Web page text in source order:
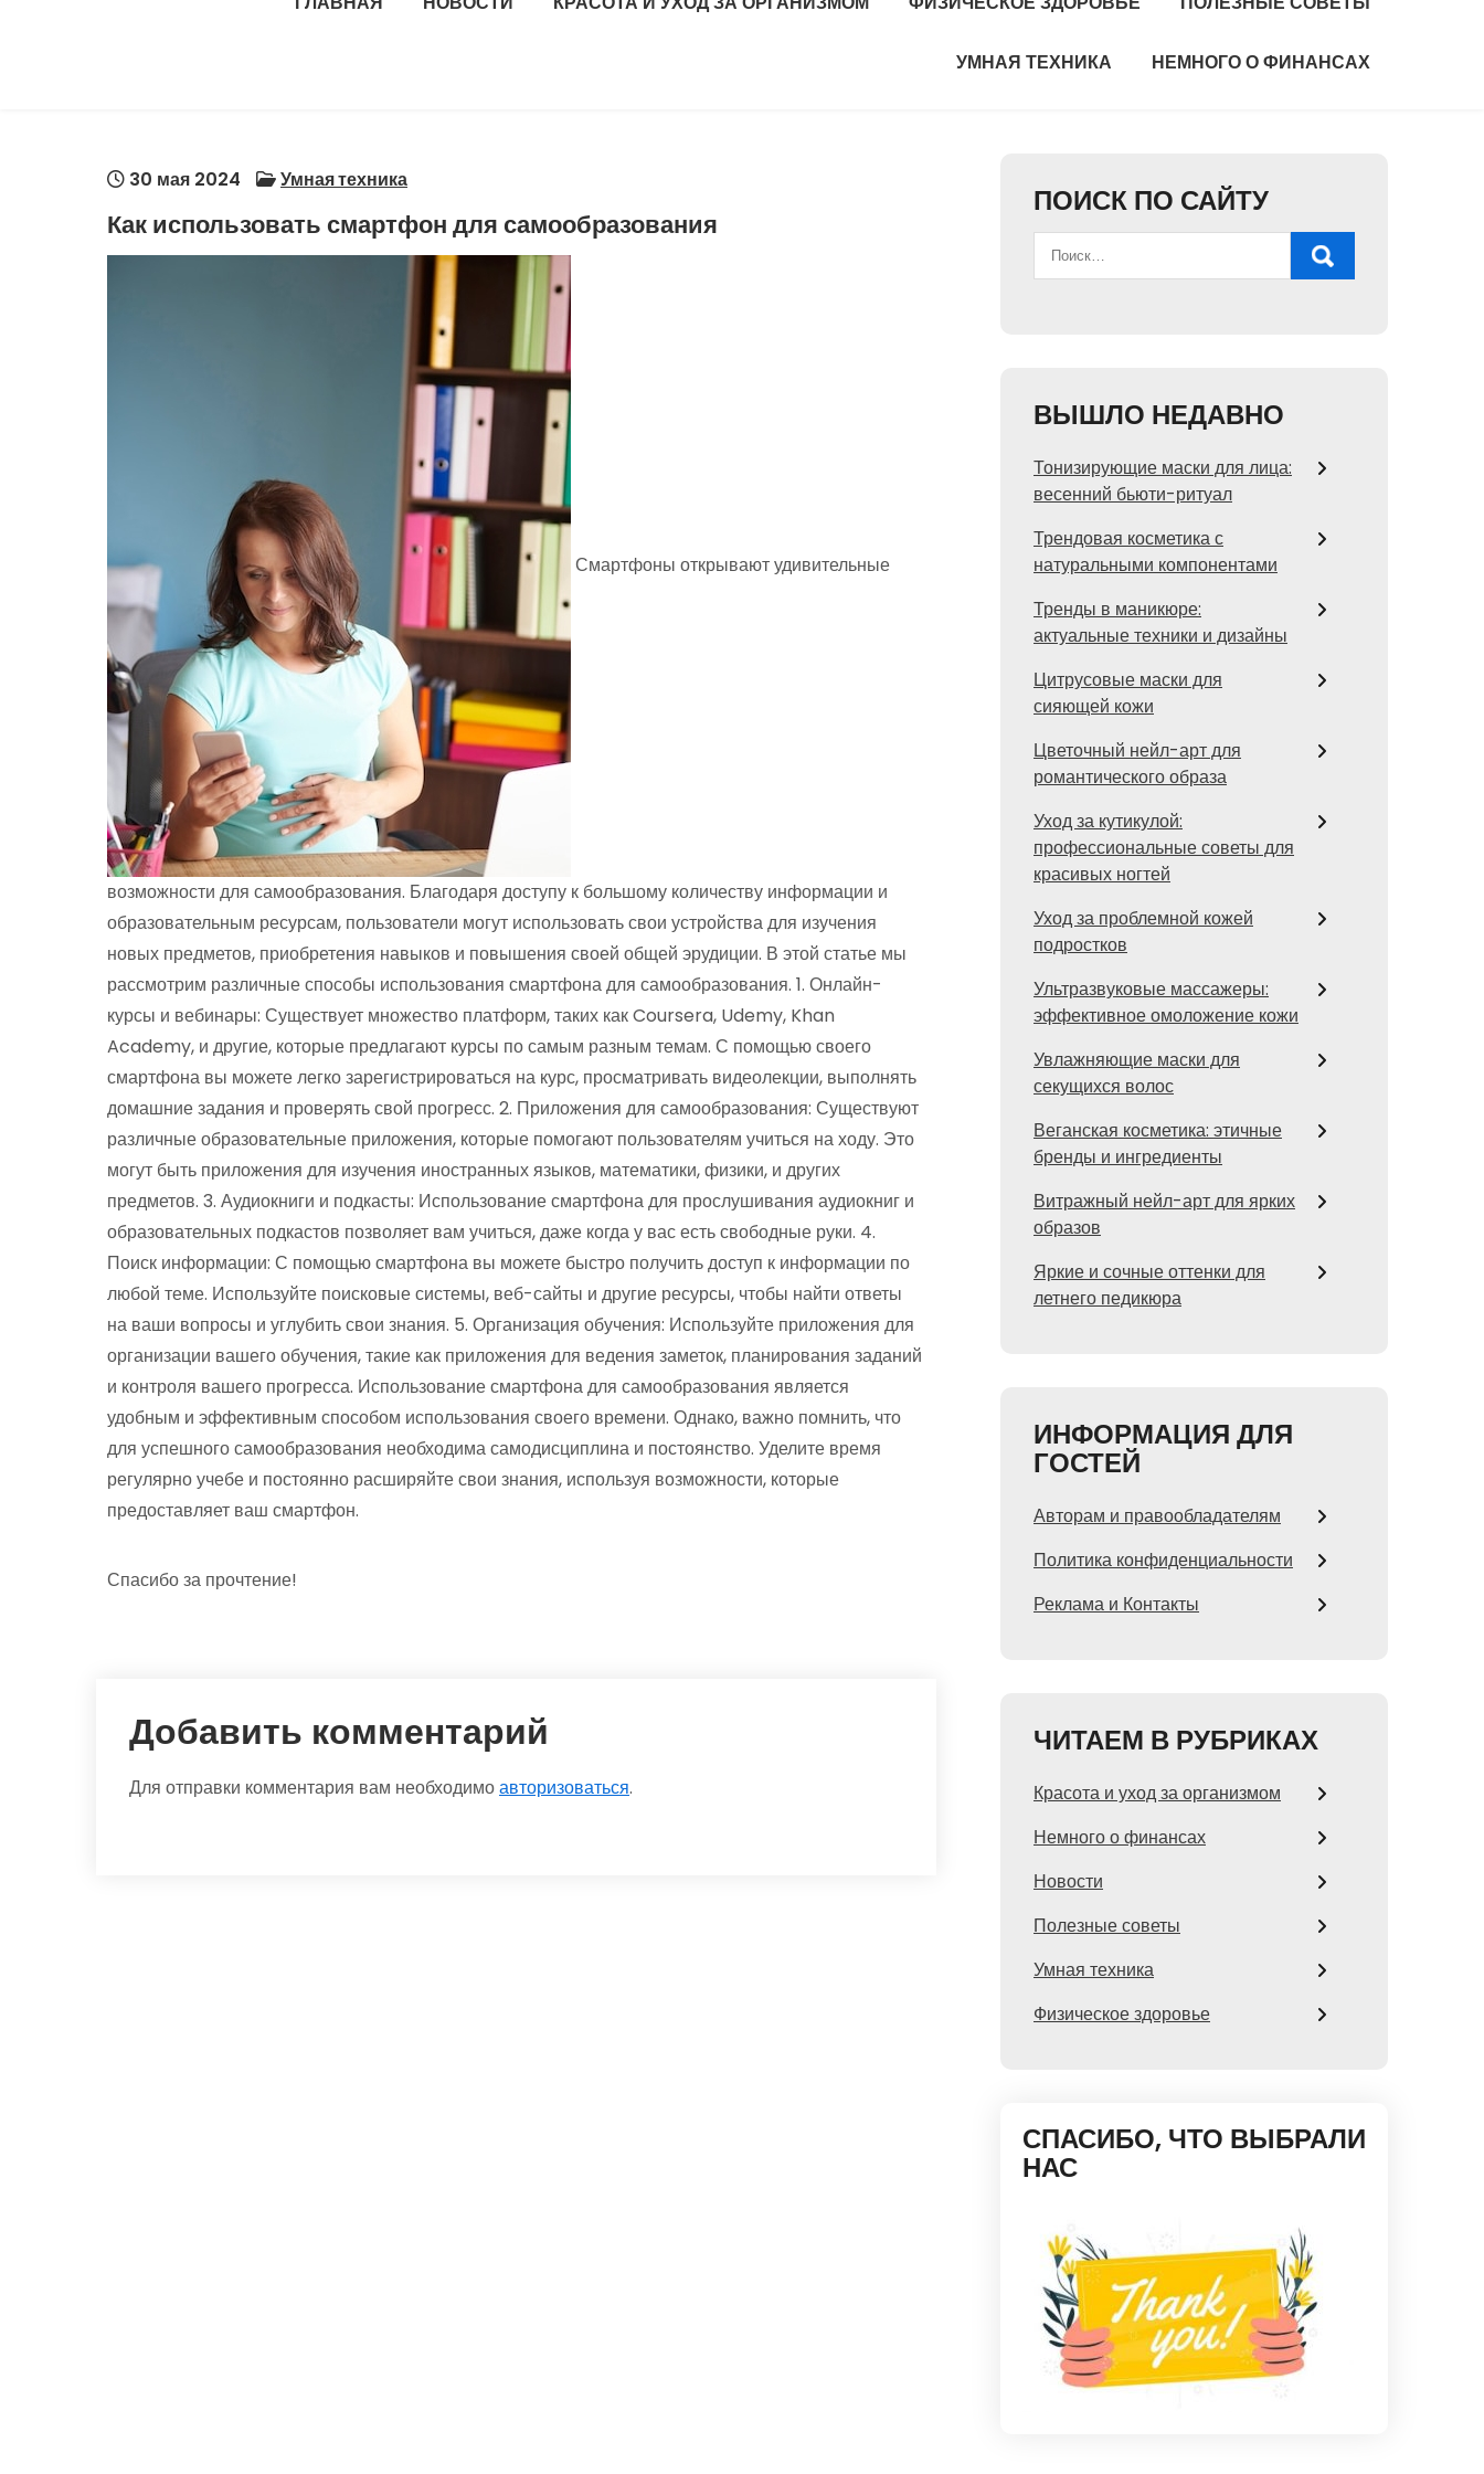
УМНАЯ ТЕХНИКА НЕМНОГО О ФИНАНСАХ
30 мая 2024 Умная техника
Как использовать смартфон для самообразования
Смартфоны открывают удивительные
возможности для самообразования. Благодаря доступу к большому количеству информации и
образовательным ресурсам, пользователи могут использовать свои устройства для изучения
новых предметов, приобретения навыков и повышения своей общей эрудиции. В этой статье мы
рассмотрим различные способы использования смартфона для самообразования. 1. Онлайн-
курсы и вебинары: Существует множество платформ, таких как Coursera, Udemy, Khan
Academy, и другие, которые предлагают курсы по самым разным темам. С помощью своего
смартфона вы можете легко зарегистрироваться на курс, просматривать видеолекции, выполнять
домашние задания и проверять свой прогресс. 2. Приложения для самообразования: Существуют
различные образовательные приложения, которые помогают пользователям учиться на ходу. Это
могут быть приложения для изучения иностранных языков, математики, физики, и других
предметов. 3. Аудиокниги и подкасты: Использование смартфона для прослушивания аудиокниг и
образовательных подкастов позволяет вам учиться, даже когда у вас есть свободные руки. 4.
Поиск информации: С помощью смартфона вы можете быстро получить доступ к информации по
любой теме. Используйте поисковые системы, веб-сайты и другие ресурсы, чтобы найти ответы
на ваши вопросы и углубить свои знания. 5. Организация обучения: Используйте приложения для
организации вашего обучения, такие как приложения для ведения заметок, планирования заданий
и контроля вашего прогресса. Использование смартфона для самообразования является
удобным и эффективным способом использования своего времени. Однако, важно помнить, что
для успешного самообразования необходима самодисциплина и постоянство. Уделите время
регулярно учебе и постоянно расширяйте свои знания, используя возможности, которые
предоставляет ваш смартфон.
Спасибо за прочтение!
Добавить комментарий
Для отправки комментария вам необходимоавторизоваться.
ПОИСК ПО САЙТУ
ВЫШЛО НЕДАВНО
Тонизирующие маски для лица:
весенний бьюти-ритуал
Трендовая косметика с
натуральными компонентами
Тренды в маникюре:
актуальные техники и дизайны
Цитрусовые маски для
сияющей кожи
Цветочный нейл-арт для
романтического образа
Уход за кутикулой:
профессиональные советы для
красивых ногтей
Уход за проблемной кожей
подростков
Ультразвуковые массажеры:
эффективное омоложение кожи
Увлажняющие маски для
секущихся волос
Веганская косметика: этичные
бренды и ингредиенты
Витражный нейл-арт для ярких
образов
Яркие и сочные оттенки для
летнего педикюра
ИНФОРМАЦИЯ ДЛЯ
ГОСТЕЙ
Авторам и правообладателям
Политика конфиденциальности
Реклама и Контакты
ЧИТАЕМ В РУБРИКАХ
Красота и уход за организмом
Немного о финансах
Новости
Полезные советы
Умная техника
Физическое здоровье
СПАСИБО, ЧТО ВЫБРАЛИ
НАС